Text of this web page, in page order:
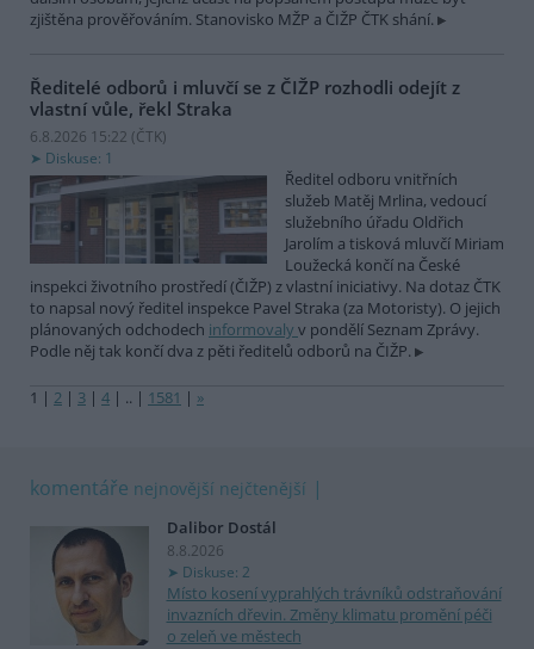
zjištěna prověřováním. Stanovisko MŽP a ČIŽP ČTK shání.
Ředitelé odborů i mluvčí se z ČIŽP rozhodli odejít z
vlastní vůle, řekl Straka
6.8.2026 15:22 (ČTK)
Diskuse: 1
Ředitel odboru vnitřních
služeb Matěj Mrlina, vedoucí
služebního úřadu Oldřich
Jarolím a tisková mluvčí Miriam
Loužecká končí na České
inspekci životního prostředí (ČIŽP) z vlastní iniciativy. Na dotaz ČTK
to napsal nový ředitel inspekce Pavel Straka (za Motoristy). O jejich
plánovaných odchodech informovaly v pondělí Seznam Zprávy.
Podle něj tak končí dva z pěti ředitelů odborů na ČIŽP.
1 | 2 | 3 | 4 | .. | 1581 | »
komentáře nejnovější nejčtenější
Dalibor Dostál
8.8.2026
Diskuse: 2
Místo kosení vyprahlých trávníků odstraňování
invazních dřevin. Změny klimatu promění péči
o zeleň ve městech